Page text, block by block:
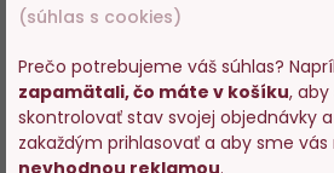
(súhlas s cookies)
Prečo potrebujeme váš súhlas?
zapamätali, čo máte v košíku,
skontrolovať stav svojej objednávky
zakaždým prihlasovať a aby sme vás
nevhodnou reklamou.
Vstupujete na
predajom
potvrďte, že Vám